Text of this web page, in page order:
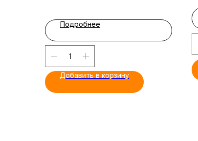
Подробнее
Добавить в корзину